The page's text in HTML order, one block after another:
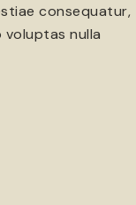
consequatur,
voluptas nulla